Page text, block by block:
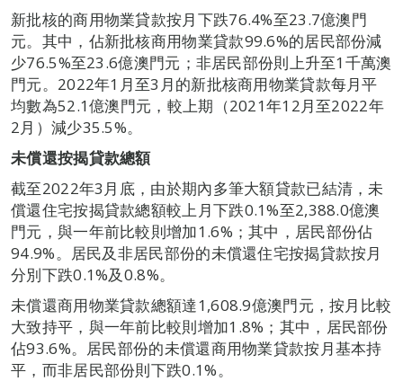
新批核的商用物業貸款按月下跌76.4%至23.7億澳門
元。其中，佔新批核商用物業貸款99.6%的居民部份減
少76.5%至23.6億澳門元；非居民部份則上升至1千萬澳
門元。2022年1月至3月的新批核商用物業貸款每月平
均數為52.1億澳門元，較上期（2021年12月至2022年
2月）減少35.5%。
未償還按揭貸款總額
截至2022年3月底，由於期內多筆大額貸款已結清，未
償還住宅按揭貸款總額較上月下跌0.1%至2,388.0億澳
門元，與一年前比較則增加1.6%；其中，居民部份佔
94.9%。居民及非居民部份的未償還住宅按揭貸款按月
分別下跌0.1%及0.8%。
未償還商用物業貸款總額達1,608.9億澳門元，按月比較
大致持平，與一年前比較則增加1.8%；其中，居民部份
佔93.6%。居民部份的未償還商用物業貸款按月基本持
平，而非居民部份則下跌0.1%。